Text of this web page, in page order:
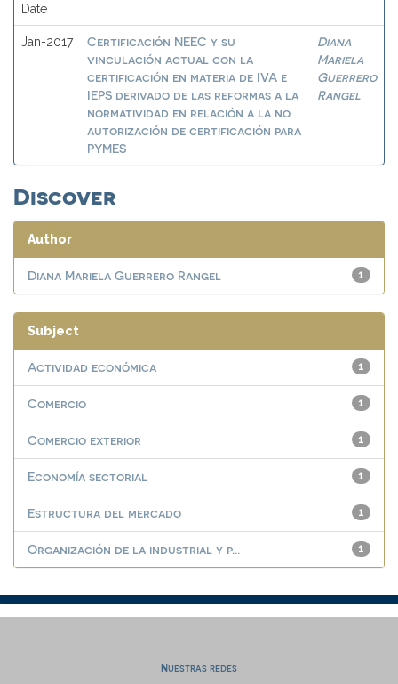
Date
Jan-2017
Certificación NEEC y su
vinculación actual con la
certificación en materia de IVA e
IEPS derivado de las reformas a la
normatividad en relación a la no
autorización de certificación para
PYMES
Diana
Mariela
Guerrero
Rangel
Discover
Author
1
Diana Mariela Guerrero Rangel
Subject
1
Actividad económica
1
Comercio
1
Comercio exterior
1
Economía sectorial
1
Estructura del mercado
1
Organización de la industrial y p...
Nuestras redes